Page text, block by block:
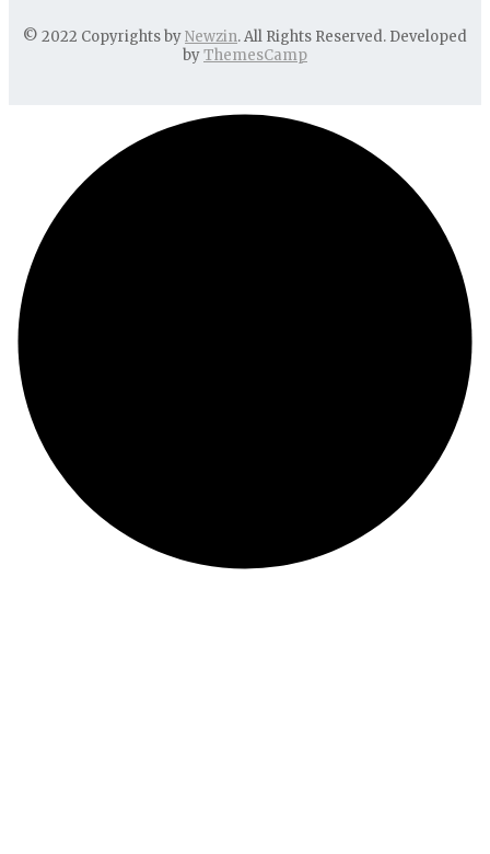
© 2022 Copyrights byNewzin. All Rights Reserved. Developed
byThemesCamp